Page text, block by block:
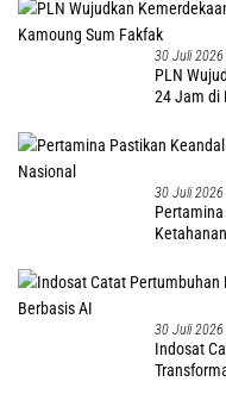
30 Juli 2026
PLN
24 Jam di
30 Juli 2026
30 Juli 2026
Indosat